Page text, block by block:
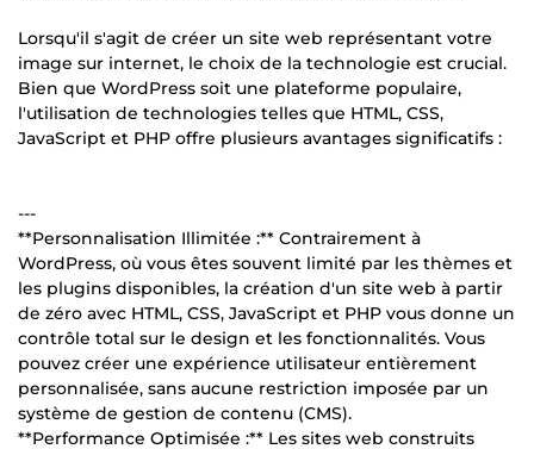
Lorsqu'il s'agit de créer un site web représentant votre
image sur internet, le choix de la technologie est crucial.
Bien que WordPress soit une plateforme populaire,
l'utilisation de technologies telles que HTML, CSS,
JavaScript et PHP offre plusieurs avantages significatifs :
---
**Personnalisation Illimitée :** Contrairement à
WordPress, où vous êtes souvent limité par les thèmes et
les plugins disponibles, la création d'un site web à partir
de zéro avec HTML, CSS, JavaScript et PHP vous donne un
contrôle total sur le design et les fonctionnalités. Vous
pouvez créer une expérience utilisateur entièrement
personnalisée, sans aucune restriction imposée par un
système de gestion de contenu (CMS).
**Performance Optimisée :** Les sites web construits